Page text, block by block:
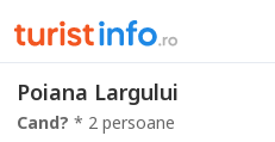
Poiana Largului
Cand? * 2 persoane